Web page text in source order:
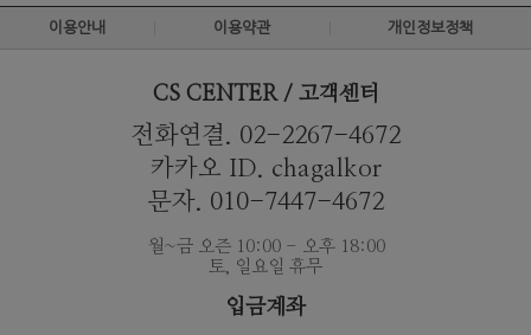
이용안내 이용약관 개인정보정책
CS CENTER / 고객센터
전화연결. 02-2267-4672
카카오 ID. chagalkor
문자. 010-7447-4672
월~금 오즌 10:00 - 오후 18:00
토, 일요일 휴무
입금계좌